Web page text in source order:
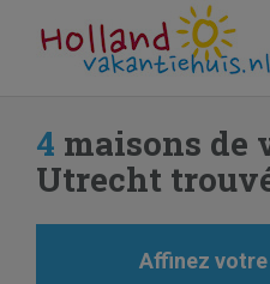
4 maisons de
Utrecht
Affinez